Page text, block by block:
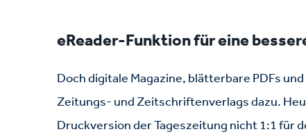
eReader-Funktion für eine
Doch digitale Magazine, blätterbare PDFs
Zeitungs- und Zeitschriftenverlags dazu.
Druckversion der Tageszeitung nicht 1:1 für